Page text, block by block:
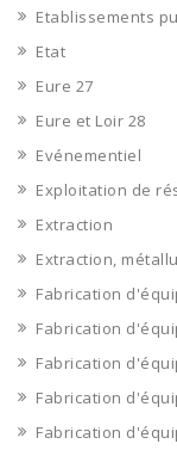
Etablissements
Etat
Eure 27
Eure et Loir 28
Evénementiel
Exploitation de
Extraction
Extraction,
Fabrication
Fabrication
Fabrication
Fabrication
Fabrication